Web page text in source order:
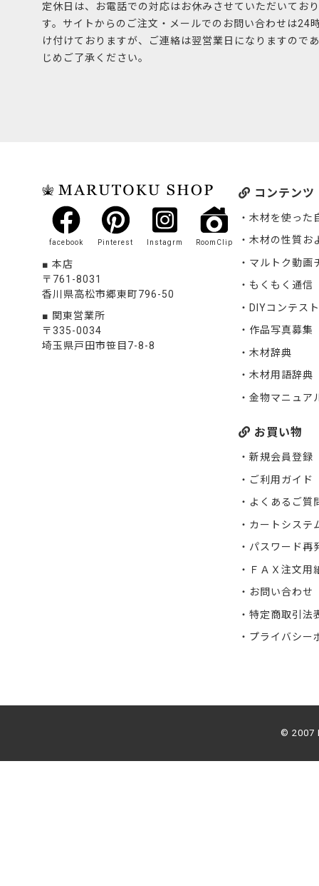
定休日は、お電話での対応はお休みさせていただいてお
す。サイトからのご注文・メールでのお問い合わせは24
け付けておりますが、ご連絡は翌営業日になりますので
じめご了承ください。
facebook Pinterest Instagrm RoomClip
本店
〒761-8031
香川県高松市郷東町796-50
関東営業所
〒335-0034
埼玉県戸田市笹目7-8-8
コンテンツ
木材を使った
木材の性質お
マルトク動画
もくもく通信
DIYコンテス
作品写真募集
木材辞典
木材用語辞典
金物マニュア
お買い物
新規会員登録
ご利用ガイド
よくあるご質
カートシステ
パスワード再
ＦＡＸ注文用
お問い合わせ
特定商取引法
プライバシー
© 2007